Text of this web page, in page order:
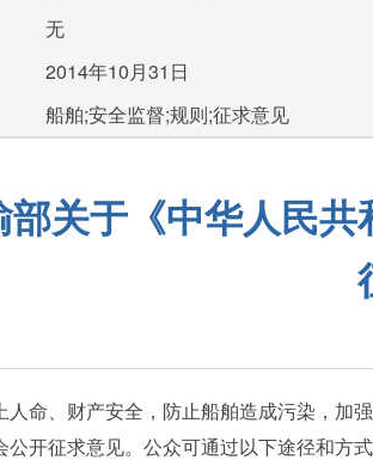
无
2014年10月31日
船舶;安全监督;规则;征求意见
关于《中华人民
、财产安全，防止船舶造成污染，加
公开征求意见。公众可通过以下途径和方